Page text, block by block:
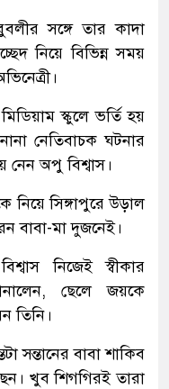
সঙ্গে তার কাদা
নিয়ে বিভিন্ন সময়
স্কুলে ভর্তি হয়
নেতিবাচক ঘটনার
নেন অপু বিশ্বাস।
নিয়ে সিঙ্গাপুরে উড়াল
বাবা-মা দুজনেই।
নিজেই স্বীকার
ছেলে জয়কে
তিনি।
সন্তানের বাবা শাকিব
খুব শিগগিরই তারা